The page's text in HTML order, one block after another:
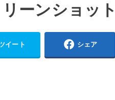
ーンショッ
イート シェア